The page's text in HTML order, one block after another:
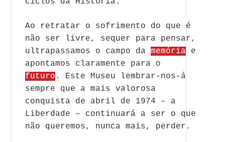
Ao retratar o sofrimento do que é
não ser livre, sequer para pensar,
ultrapassamos o campo da memória e
apontamos claramente para o
futuro . Este Museu lembrar-nos-á
sempre que a mais valorosa
conquista de abril de 1974 – a
Liberdade – continuará a ser o que
não queremos, nunca mais, perder.